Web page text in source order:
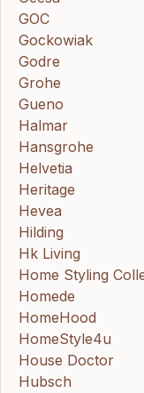
GOC
Gockowiak
Godre
Grohe
Gueno
Halmar
Hansgrohe
Helvetia
Heritage
Hevea
Hilding
Hk Living
Home Styling
Homede
HomeHood
HomeStyle4u
House Doctor
Hubsch